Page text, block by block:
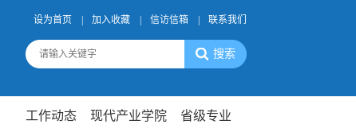
设为首页 加入收藏 信访信箱 联系我们
工作动态 现代产业学院 省级专业